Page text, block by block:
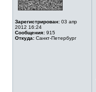
Зарегистрирован: 03 апр
2012 16:24
Сообщения: 915
Откуда: Санкт-Петербург